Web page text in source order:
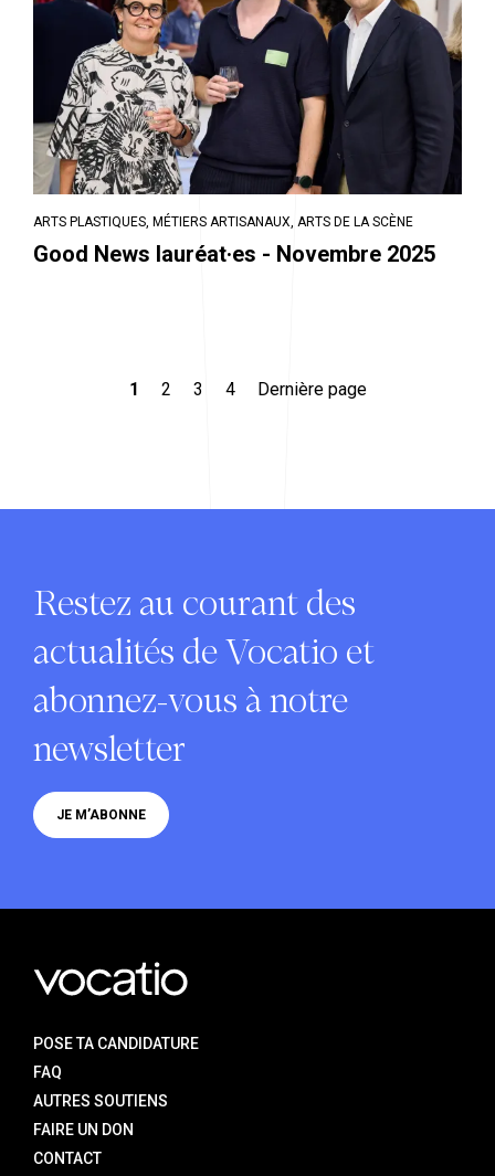
ARTS PLASTIQUES, MÉTIERS ARTISANAUX, ARTS DE LA SCÈNE
Good News lauréat·es - Novembre 2025
PaginationPage courante
1 Page
2 Page
3 Page
4 Dernière page
Dernière page
Restez au courant des
actualités de Vocatio et
abonnez-vous à notre
newsletter
JE M’ABONNE
POSE TA CANDIDATURE
FAQ
AUTRES SOUTIENS
FAIRE UN DON
CONTACT